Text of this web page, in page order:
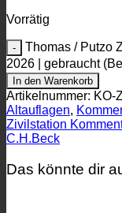
Vorrätig
Thomas / Putzo
2026 | gebraucht
In den Warenkorb
Artikelnummer: KO-
Altauflagen,
Zivilstation
C.H.Beck
Das könnte dir